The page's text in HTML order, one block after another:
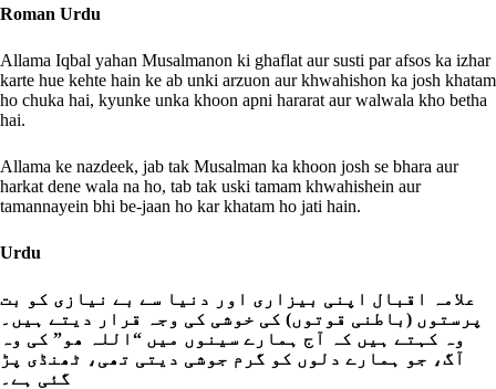
Roman Urdu
Allama Iqbal yahan Musalmanon ki ghaflat aur susti par afsos ka izhar
karte hue kehte hain ke ab unki arzuon aur khwahishon ka josh khatam
ho chuka hai, kyunke unka khoon apni hararat aur walwala kho betha
hai.
Allama ke nazdeek, jab tak Musalman ka khoon josh se bhara aur
harkat dene wala na ho, tab tak uski tamam khwahishein aur
tamannayein bhi be-jaan ho kar khatam ho jati hain.
Urdu
علامہ اقبال اپنی بیزاری اور دنیا سے بے نیازی کو بت
پرستوں (باطنی قوتوں) کی خوشی کی وجہ قرار دیتے ہیں۔
وہ کہتے ہیں کہ آج ہمارے سینوں میں “اللہ ھو” کی وہ
آگ، جو ہمارے دلوں کو گرم جوشی دیتی تھی، ٹھنڈی پڑ
گئی ہے۔